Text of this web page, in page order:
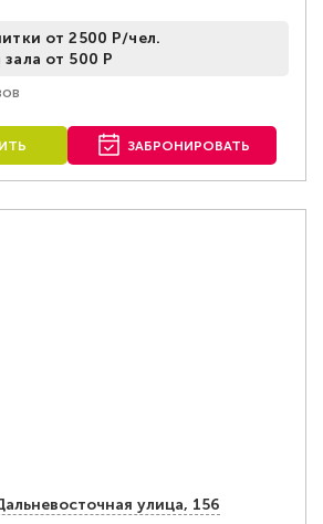
от 2500 Р/чел.
от 500 Р
ЗАБРОНИРОВАТЬ
улица, 156